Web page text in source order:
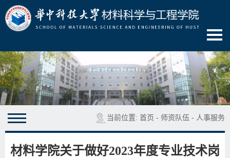
当前位置: 首页 - 师资队伍 - 人事服务
材料学院关于做好2023年度专业技术岗